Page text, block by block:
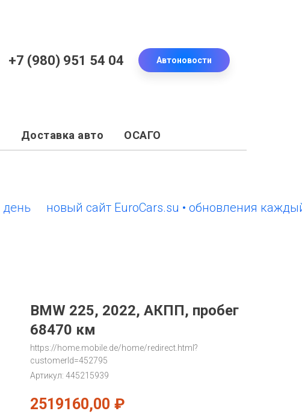
+7 (980) 951 54 04 Автоновости
Доставка авто ОСАГО
новый сайт EuroCars.su • обновления каждый
BMW 225, 2022, АКПП, пробег
68470 км
https://home.mobile.de/home/redirect.html?
customerId=452795
Артикул: 445215939
2519160,00 ₽